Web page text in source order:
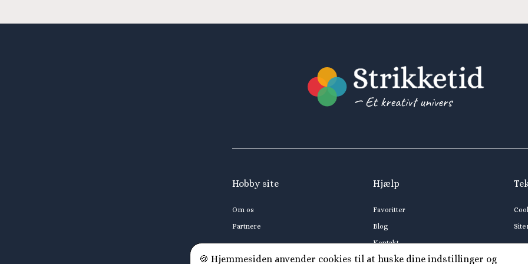
🍪 Hjemmesiden anvender cookies til at huske dine indstillinger og
Hobby site
Om os
Partnere
Hjælp
Favoritter
Blog
Kontakt